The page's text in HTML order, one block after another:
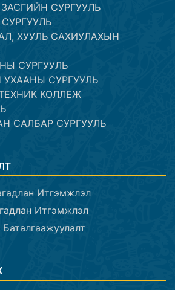
СУРГУУЛЬ
ХУУЛЬ САХИУЛАХЫН
СУРГУУЛЬ
СУРГУУЛЬ
КОЛЛЕЖ
САЛБАР СУРГУУЛЬ
Итгэмжлэл
Итгэмжлэл